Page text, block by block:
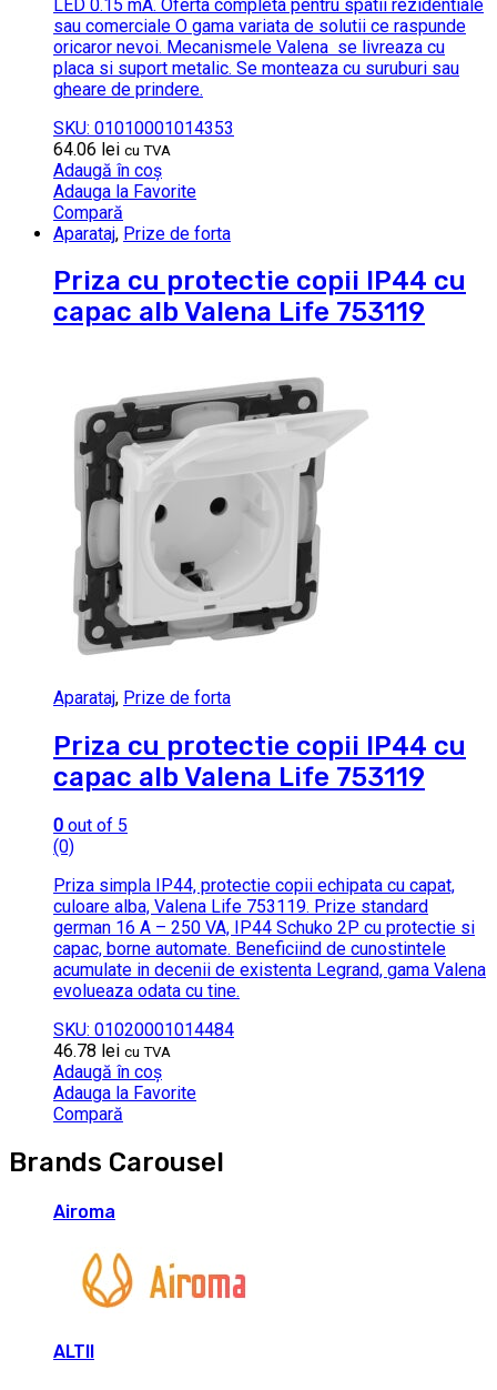
LED 0.15 mA. Oferta completa pentru spatii rezidentiale
sau comerciale O gama variata de solutii ce raspunde
oricaror nevoi. Mecanismele Valena se livreaza cu
placa si suport metalic. Se monteaza cu suruburi sau
gheare de prindere.
SKU: 01010001014353
64.06 lei cu TVA
Adaugă în coș
Adauga la Favorite
Compară
Aparataj, Prize de forta
Priza cu protectie copii IP44 cu
capac alb Valena Life 753119
Aparataj, Prize de forta
Priza cu protectie copii IP44 cu
capac alb Valena Life 753119
0 out of 5
(0)
Priza simpla IP44, protectie copii echipata cu capat,
culoare alba, Valena Life 753119. Prize standard
german 16 A – 250 VA, IP44 Schuko 2P cu protectie si
capac, borne automate. Beneficiind de cunostintele
acumulate in decenii de existenta Legrand, gama Valena
evolueaza odata cu tine.
SKU: 01020001014484
46.78 lei cu TVA
Adaugă în coș
Adauga la Favorite
Compară
Brands Carousel
Airoma
ALTII